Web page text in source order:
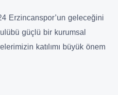
Erzincanspor’un geleceğini
güçlü bir kurumsal
katılımı büyük önem